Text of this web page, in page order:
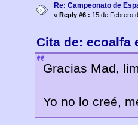
Re: Campeonato de
« Reply #6 : 15 de Febrero
Cita de: ecoalfa
Gracias Mad,
Yo no lo creé,